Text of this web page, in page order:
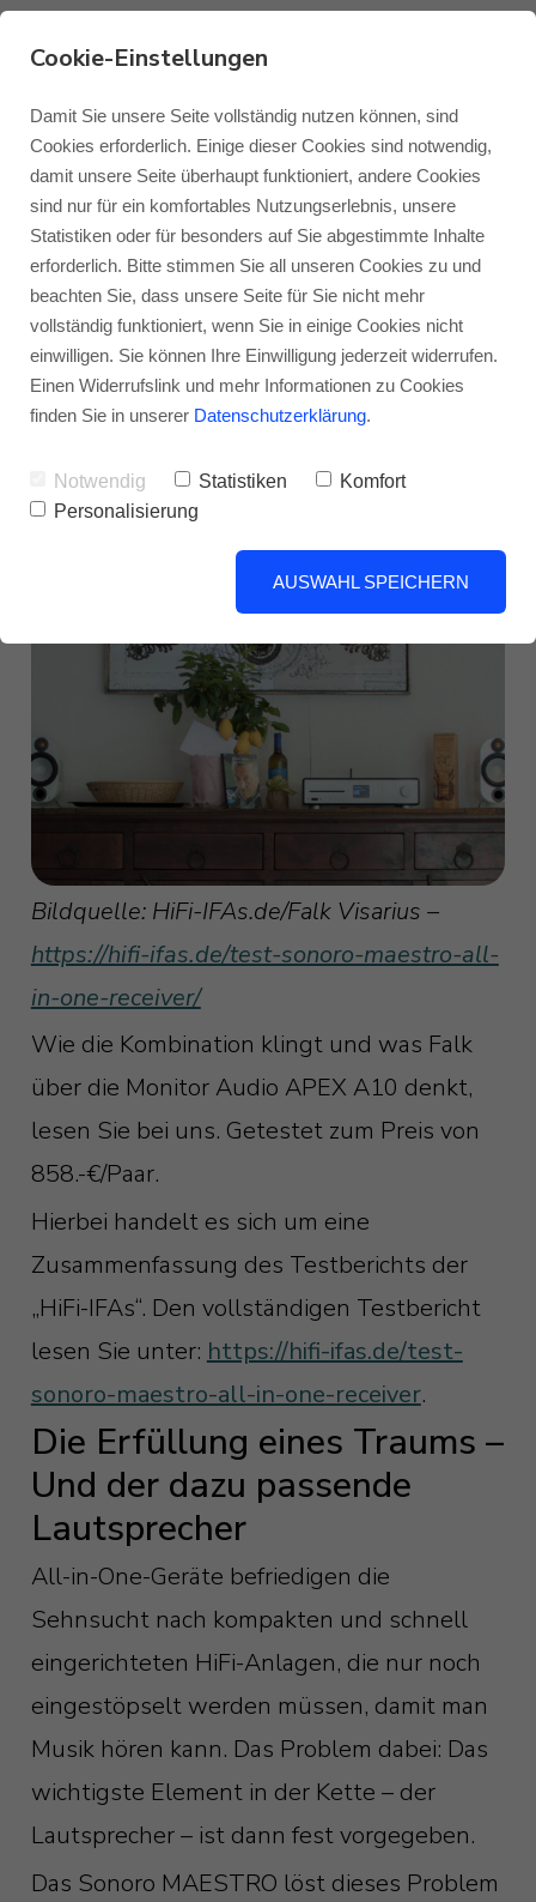
Monitor Audio
Monitor Audio Custom Install
Roksan
Blok
Blog Monitor Audio
Blog Roksan
Blog Blok
Kombitest Monitor
Audio APEX A10 1G –
HiFi-IFAs
VON JENS RAGENOW 23.06.2020
Falk Visarius von den HiFi-IFAs hat sich die
Monitor Audio APEX A10 1Gzum Test
doch die perfekte Ergänzung zum Sonoro
Bildquelle: HiFi-IFAs.de/Falk Visarius –
https://hifi-ifas.de/test-sonoro-maestro-all-
in-one-receiver/
Wie die Kombination klingt und was Falk
über die Monitor Audio APEX A10 denkt,
lesen Sie bei uns. Getestet zum Preis von
858.-€/Paar.
Hierbei handelt es sich um eine
Zusammenfassung des Testberichts der
„HiFi-IFAs“. Den vollständigen Testbericht
lesen Sie unter: https://hifi-ifas.de/test-
sonoro-maestro-all-in-one-receiver.
Die Erfüllung eines Traums –
Und der dazu passende
Lautsprecher
All-in-One-Geräte befriedigen die
Sehnsucht nach kompakten und schnell
eingerichteten HiFi-Anlagen, die nur noch
eingestöpselt werden müssen, damit man
Musik hören kann. Das Problem dabei: Das
wichtigste Element in der Kette – der
Lautsprecher – ist dann fest vorgegeben.
Das Sonoro MAESTRO löst dieses Problem
Cookie-Einstellungen
Damit Sie unsere Seite vollständig nutzen können, sind
Cookies erforderlich. Einige dieser Cookies sind notwendig,
damit unsere Seite überhaupt funktioniert, andere Cookies
sind nur für ein komfortables Nutzungserlebnis, unsere
Statistiken oder für besonders auf Sie abgestimmte Inhalte
erforderlich. Bitte stimmen Sie all unseren Cookies zu und
beachten Sie, dass unsere Seite für Sie nicht mehr
vollständig funktioniert, wenn Sie in einige Cookies nicht
einwilligen. Sie können Ihre Einwilligung jederzeit widerrufen.
Einen Widerrufslink und mehr Informationen zu Cookies
finden Sie in unserer Datenschutzerklärung.
Notwendig Statistiken
Komfort
Personalisierung
AUSWAHL SPEICHERN